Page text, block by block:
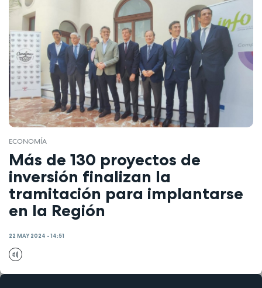
ECONOMÍA
Más de 130 proyectos de
inversión finalizan la
tramitación para implantarse
en la Región
22 MAY 2024 - 14:51